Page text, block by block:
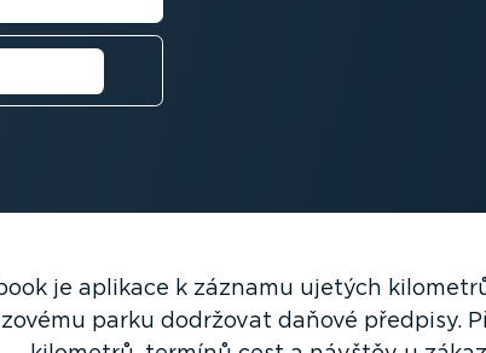
je aplikace k záznamu ujetých
parku dodržovat daňové předpisy.